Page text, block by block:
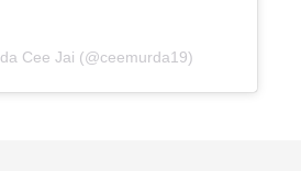
Cee Jai (@ceemurda19)